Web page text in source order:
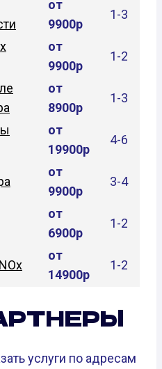
от
9900р
1-3
от
9900р
1-2
от
8900р
1-3
от
19900р
4-6
от
9900р
3-4
от
6900р
1-2
от
14900р
1-2
услуги по адресам